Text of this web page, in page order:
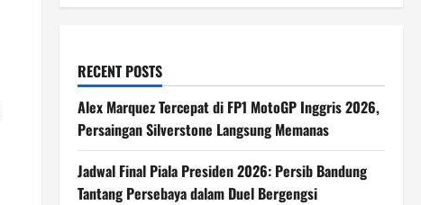
RECENT POSTS
Alex Marquez Tercepat di FP1 MotoGP Inggris 2026,
Persaingan Silverstone Langsung Memanas
Jadwal Final Piala Presiden 2026: Persib Bandung
Tantang Persebaya dalam Duel Bergengsi